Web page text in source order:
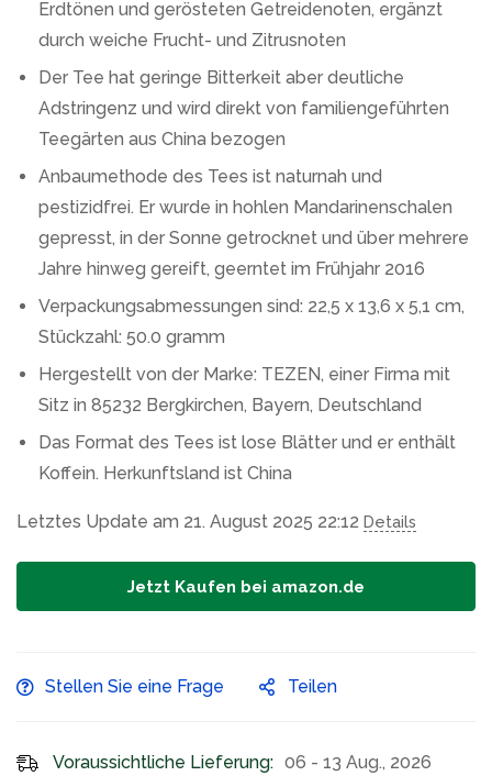
Erdtönen und gerösteten Getreidenoten, ergänzt
durch weiche Frucht- und Zitrusnoten
Der Tee hat geringe Bitterkeit aber deutliche
Adstringenz und wird direkt von familiengeführten
Teegärten aus China bezogen
Anbaumethode des Tees ist naturnah und
pestizidfrei. Er wurde in hohlen Mandarinenschalen
gepresst, in der Sonne getrocknet und über mehrere
Jahre hinweg gereift, geerntet im Frühjahr 2016
Verpackungsabmessungen sind: 22,5 x 13,6 x 5,1 cm,
Stückzahl: 50.0 gramm
Hergestellt von der Marke: TEZEN, einer Firma mit
Sitz in 85232 Bergkirchen, Bayern, Deutschland
Das Format des Tees ist lose Blätter und er enthält
Koffein. Herkunftsland ist China
Letztes Update am 21. August 2025 22:12 Details
Jetzt Kaufen bei amazon.de
Stellen Sie eine Frage Teilen
Voraussichtliche Lieferung: 06 - 13 Aug., 2026